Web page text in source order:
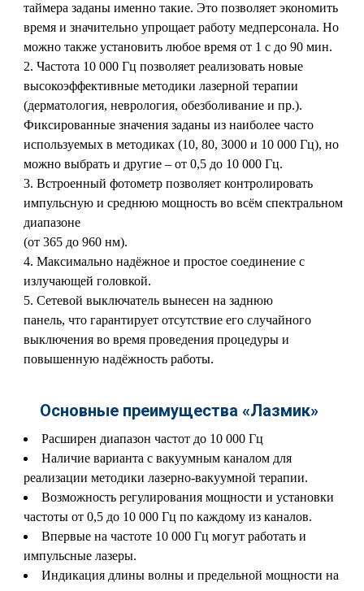
таймера заданы именно такие. Это позволяет экономить
время и значительно упрощает работу медперсонала. Но
можно также установить любое время от 1 с до 90 мин.
Частота 10 000 Гц позволяет реализовать новые
высокоэффективные методики лазерной терапии
(дерматология, неврология, обезболивание и пр.).
Фиксированные значения заданы из наиболее часто
используемых в методиках (10, 80, 3000 и 10 000 Гц), но
можно выбрать и другие – от 0,5 до 10 000 Гц.
Встроенный фотометр позволяет контролировать
импульсную и среднюю мощность во всём спектральном
диапазоне
(от 365 до 960 нм).
Максимально надёжное и простое соединение с
излучающей головкой.
Сетевой выключатель вынесен на заднюю
панель, что гарантирует отсутствие его случайного
выключения во время проведения процедуры и
повышенную надёжность работы.
Основные преимущества «Лазмик»
Расширен диапазон частот до 10 000 Гц
Наличие варианта с вакуумным каналом для
реализации методики лазерно-вакуумной терапии.
Возможность регулирования мощности и установки
частоты от 0,5 до 10 000 Гц по каждому из каналов.
Впервые на частоте 10 000 Гц могут работать и
импульсные лазеры.
Индикация длины волны и предельной мощности на